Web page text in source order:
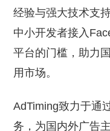
经验与强大技术支
中小开发者接入
平台的门槛，助力
用市场。
AdTiming致力于通
务，为国内外广告